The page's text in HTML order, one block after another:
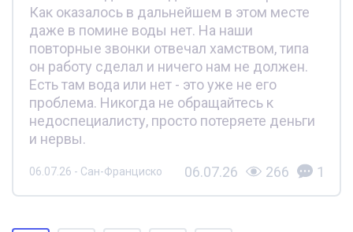
Как оказалось в дальнейшем в этом месте
даже в помине воды нет. На наши
повторные звонки отвечал хамством, типа
он работу сделал и ничего нам не должен.
Есть там вода или нет - это уже не его
проблема. Никогда не обращайтесь к
недоспециалисту, просто потеряете деньги
и нервы.
06.07.26 - Сан-Франциско 06.07.26 266 1